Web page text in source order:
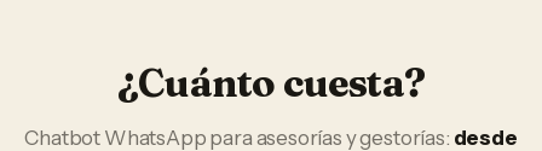
¿Cuánto cuesta?
Chatbot WhatsApp paraasesorías y gestorías: desde